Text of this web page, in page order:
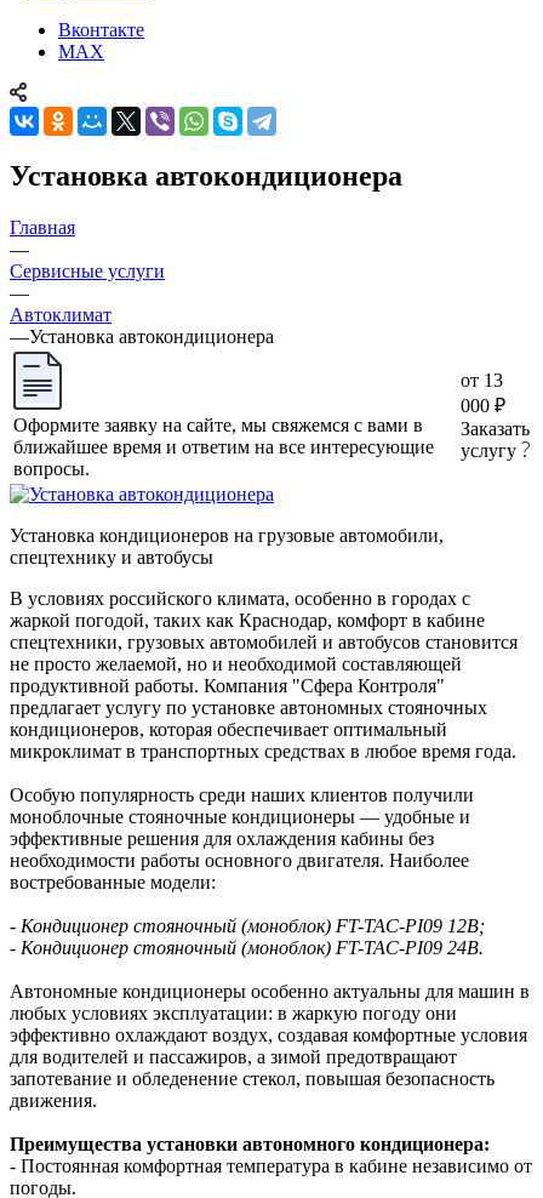
Вконтакте
MAX
Установка автокондиционера
Главная
—
Сервисные услуги
—
Автоклимат
—Установка автокондиционера
Оформите заявку на сайте, мы свяжемся с вами в
ближайшее время и ответим на все интересующие
вопросы.
от 13
000 ₽
Заказать
услугу
Установка кондиционеров на грузовые автомобили,
спецтехнику и автобусы
В условиях российского климата, особенно в городах с
жаркой погодой, таких как Краснодар, комфорт в кабине
спецтехники, грузовых автомобилей и автобусов становится
не просто желаемой, но и необходимой составляющей
продуктивной работы. Компания "Сфера Контроля"
предлагает услугу по установке автономных стояночных
кондиционеров, которая обеспечивает оптимальный
микроклимат в транспортных средствах в любое время года.
Особую популярность среди наших клиентов получили
моноблочные стояночные кондиционеры — удобные и
эффективные решения для охлаждения кабины без
необходимости работы основного двигателя. Наиболее
востребованные модели:
- Кондиционер стояночный (моноблок) FT-TAC-PI09 12В;
- Кондиционер стояночный (моноблок) FT-TAC-PI09 24В.
Автономные кондиционеры особенно актуальны для машин в
любых условиях эксплуатации: в жаркую погоду они
эффективно охлаждают воздух, создавая комфортные условия
для водителей и пассажиров, а зимой предотвращают
запотевание и обледенение стекол, повышая безопасность
движения.
Преимущества установки автономного кондиционера:
- Постоянная комфортная температура в кабине независимо от
погоды.